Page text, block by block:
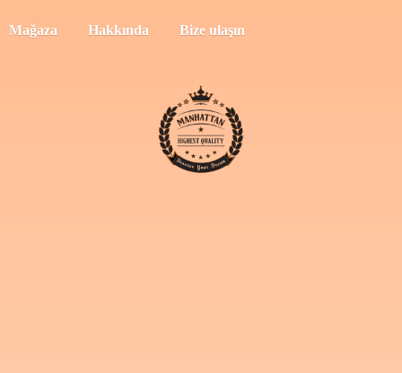
Mağaza Hakkında Bize ulaşın